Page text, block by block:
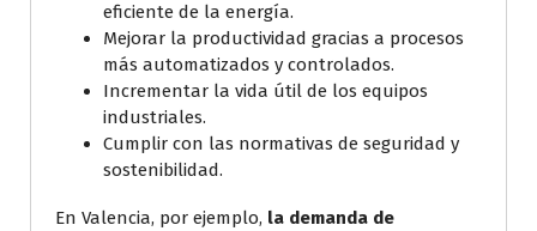
eficiente de la energía.
Mejorar la productividad gracias a procesos
más automatizados y controlados.
Incrementar la vida útil de los equipos
industriales.
Cumplir con las normativas de seguridad y
sostenibilidad.
En Valencia, por ejemplo, la demanda de